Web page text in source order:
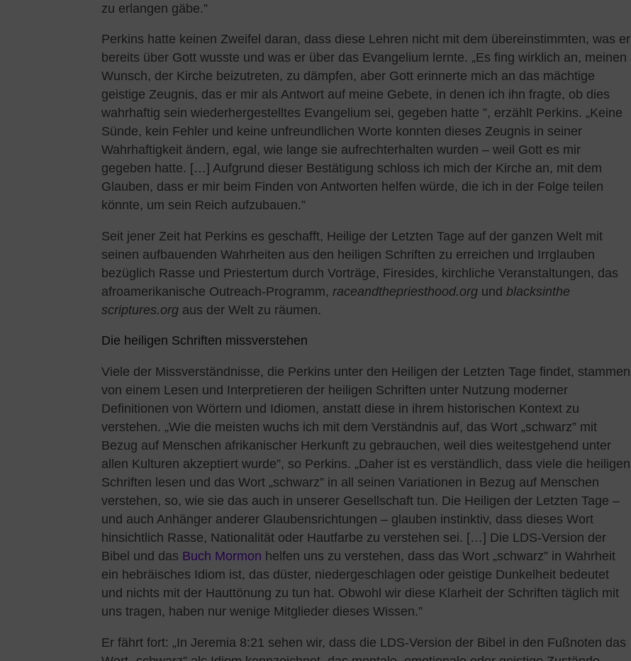
zu erlangen gäbe.”
Perkins hatte keinen Zweifel daran, dass diese Lehren nicht mit dem übereinstimmten, was er
bereits über Gott wusste und was er über das Evangelium lernte. „Es fing wirklich an, meinen
Wunsch, der Kirche beizutreten, zu dämpfen, aber Gott erinnerte mich an das mächtige
geistige Zeugnis, das er mir als Antwort auf meine Gebete, in denen ich ihn fragte, ob dies
wahrhaftig sein wiederhergestelltes Evangelium sei, gegeben hatte ”, erzählt Perkins. „Keine
Sünde, kein Fehler und keine unfreundlichen Worte konnten dieses Zeugnis in seiner
Wahrhaftigkeit ändern, egal, wie lange sie aufrechterhalten wurden – weil Gott es mir
gegeben hatte. […] Aufgrund dieser Bestätigung schloss ich mich der Kirche an, mit dem
Glauben, dass er mir beim Finden von Antworten helfen würde, die ich in der Folge teilen
könnte, um sein Reich aufzubauen.”
Seit jener Zeit hat Perkins es geschafft, Heilige der Letzten Tage auf der ganzen Welt mit
seinen aufbauenden Wahrheiten aus den heiligen Schriften zu erreichen und Irrglauben
bezüglich Rasse und Priestertum durch Vorträge, Firesides, kirchliche Veranstaltungen, das
afroamerikanische Outreach-Programm,raceandthepriesthood.org undblacksinthe
scriptures.org aus der Welt zu räumen.
Die heiligen Schriften missverstehen
Viele der Missverständnisse, die Perkins unter den Heiligen der Letzten Tage findet, stammen
von einem Lesen und Interpretieren der heiligen Schriften unter Nutzung moderner
Definitionen von Wörtern und Idiomen, anstatt diese in ihrem historischen Kontext zu
verstehen. „Wie die meisten wuchs ich mit dem Verständnis auf, das Wort „schwarz” mit
Bezug auf Menschen afrikanischer Herkunft zu gebrauchen, weil dies weitestgehend unter
allen Kulturen akzeptiert wurde”, so Perkins. „Daher ist es verständlich, dass viele die heiligen
Schriften lesen und das Wort „schwarz” in all seinen Variationen in Bezug auf Menschen
verstehen, so, wie sie das auch in unserer Gesellschaft tun. Die Heiligen der Letzten Tage –
und auch Anhänger anderer Glaubensrichtungen – glauben instinktiv, dass dieses Wort
hinsichtlich Rasse, Nationalität oder Hautfarbe zu verstehen sei. […] Die LDS-Version der
Bibel und das Buch Mormon helfen uns zu verstehen, dass das Wort „schwarz” in Wahrheit
ein hebräisches Idiom ist, das düster, niedergeschlagen oder geistige Dunkelheit bedeutet
und nichts mit der Hauttönung zu tun hat. Obwohl wir diese Klarheit der Schriften täglich mit
uns tragen, haben nur wenige Mitglieder dieses Wissen.”
Er fährt fort: „In Jeremia 8:21 sehen wir, dass die LDS-Version der Bibel in den Fußnoten das